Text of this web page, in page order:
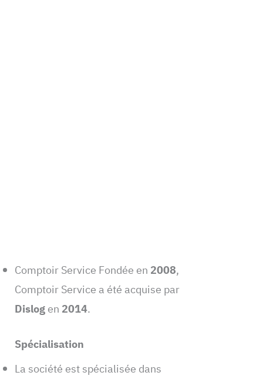
Comptoir Service Fondée en 2008,
Comptoir Service a été acquise par
Dislogen 2014.
Spécialisation
La société est spécialisée dans